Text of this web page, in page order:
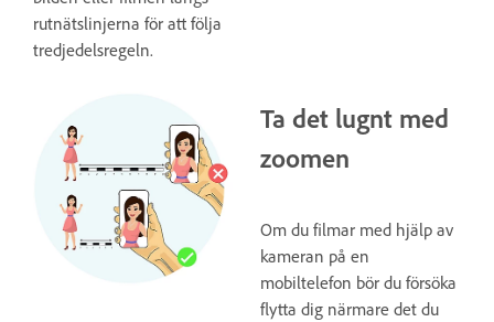
rutnätslinjerna för att följa
tredjedelsregeln.
Ta det lugnt med
zoomen
Om du filmar med hjälp av
kameran på en
mobiltelefon bör du försöka
flytta dig närmare det du